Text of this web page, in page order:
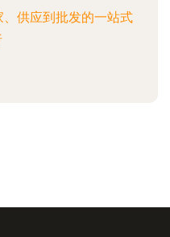
供应到批发的一站式